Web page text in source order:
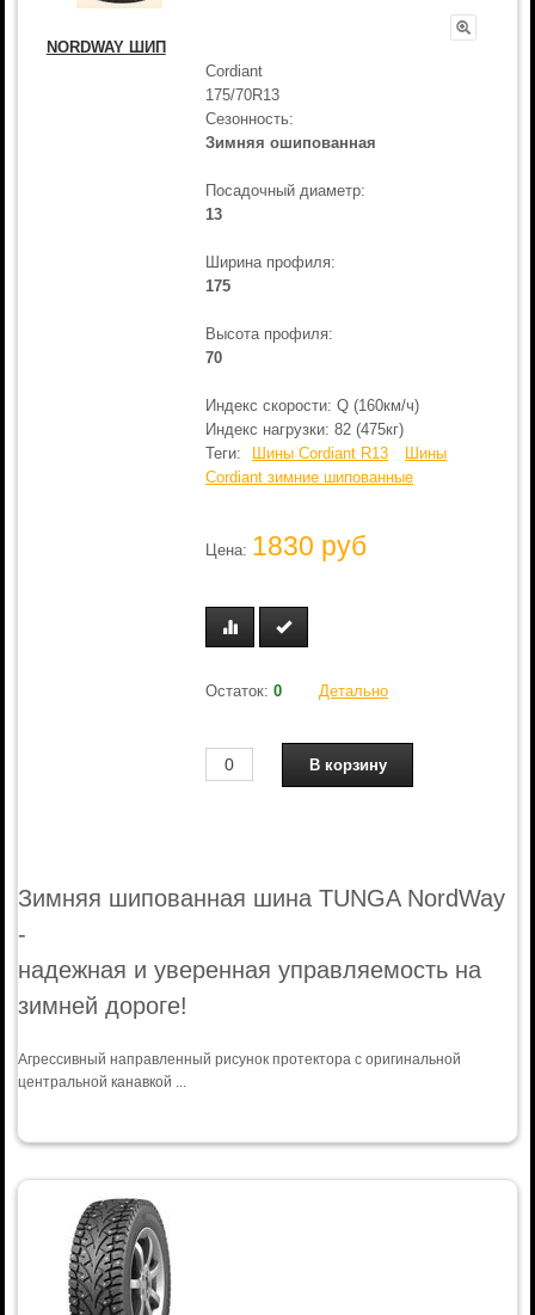
NORDWAY ШИП
Cordiant
175/70R13
Сезонность:
Зимняя ошипованная
Посадочный диаметр:
13
Ширина профиля:
175
Высота профиля:
70
Индекс скорости: Q (160км/ч)
Индекс нагрузки: 82 (475кг)
Теги:
Шины Cordiant R13
Шины
Cordiant зимние шипованные
Цена: 1830 руб
Остаток:0 Детально
Зимняя шипованная шина TUNGA NordWay
-
надежная и уверенная управляемость на
зимней дороге!
Агрессивный направленный рисунок протектора с оригинальной
центральной канавкой ...